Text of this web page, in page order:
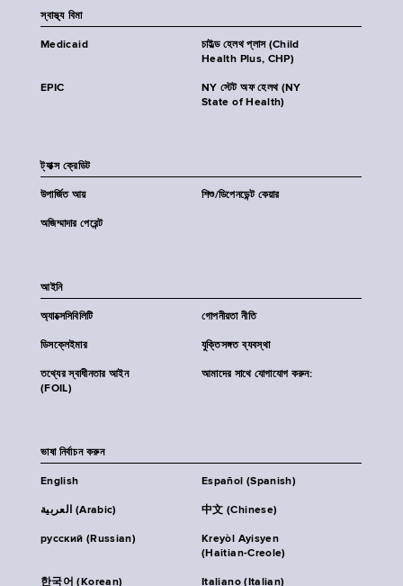
স্বাস্থ্য বিমা
Medicaid
চাইল্ড হেলথ প্লাস (Child
Health Plus, CHP)
EPIC
NY স্টেট অফ হেলথ (NY
State of Health)
ট্যাক্স ক্রেডিট
উপার্জিত আয় শিশু/ডিপেনডেন্ট কেয়ার
অজিম্মাদার পেরেন্ট
আইনি
অ্যাক্সেসিবিলিটি গোপনীয়তা নীতি
ডিসক্লেইমার যুক্তিসঙ্গত ব্যবস্থা
তথ্যের স্বাধীনতার আইন
(FOIL)
আমাদের সাথে যোগাযোগ করুন:
ভাষা নির্বাচন করুন
English Español (Spanish)
العربية (Arabic) 中文 (Chinese)
русский (Russian)
Kreyòl Ayisyen
(Haitian-Creole)
한국어 (Korean) Italiano (Italian)